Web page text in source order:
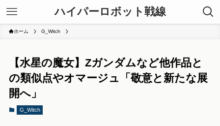
ハイパーロボット戦線
ホーム G_Witch
【水星の魔女】Zガンダムなど他作品と
の類似点やオマージュ「敬意と新たな展
開へ」
G_Witch